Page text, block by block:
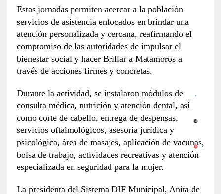
Estas jornadas permiten acercar a la población
servicios de asistencia enfocados en brindar una
atención personalizada y cercana, reafirmando el
compromiso de las autoridades de impulsar el
bienestar social y hacer Brillar a Matamoros a
través de acciones firmes y concretas.
Durante la actividad, se instalaron módulos de
consulta médica, nutrición y atención dental, así
como corte de cabello, entrega de despensas,
servicios oftalmológicos, asesoría jurídica y
psicológica, área de masajes, aplicación de vacunas,
bolsa de trabajo, actividades recreativas y atención
especializada en seguridad para la mujer.
La presidenta del Sistema DIF Municipal, Anita de